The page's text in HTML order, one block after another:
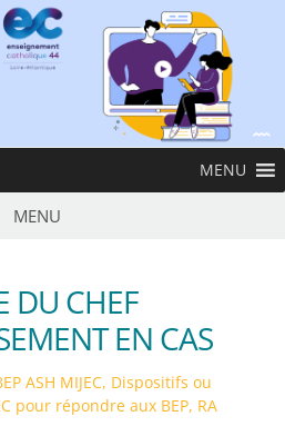
MENU
MENU
DU CHEF
EN CAS
ASH MIJEC, Dispositifs ou
pour répondre aux BEP, RA